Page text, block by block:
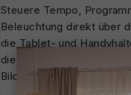
Steuere Tempo,
Beleuchtung direkt über
die Tablet- und
die Sportstech Live App
Bildschirm und trainierst